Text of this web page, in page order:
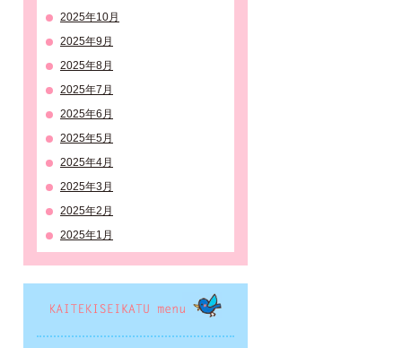
2025年10月
2025年9月
2025年8月
2025年7月
2025年6月
2025年5月
2025年4月
2025年3月
2025年2月
2025年1月